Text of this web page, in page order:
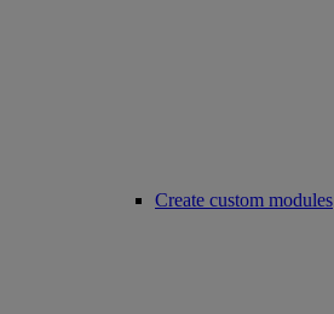
Create custom modules